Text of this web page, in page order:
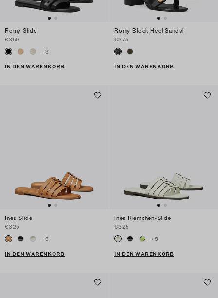
Romy Slide
€350
+3
IN DEN WARENKORB
Romy Block-Heel Sandal
€375
IN DEN WARENKORB
Ines Slide
€325
+5
IN DEN WARENKORB
Ines Riemchen-Slide
€325
+5
IN DEN WARENKORB